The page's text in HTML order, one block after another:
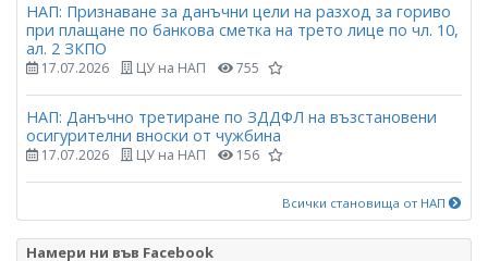
НАП: Признаване за данъчни цели на разход за гориво
при плащане по банкова сметка на трето лице по чл. 10,
ал. 2 ЗКПО
17.07.2026 ЦУ на НАП 755
НАП: Данъчно третиране по ЗДДФЛ на възстановени
осигурителни вноски от чужбина
17.07.2026 ЦУ на НАП 156
Всички становища от НАП
Намери ни във Facebook